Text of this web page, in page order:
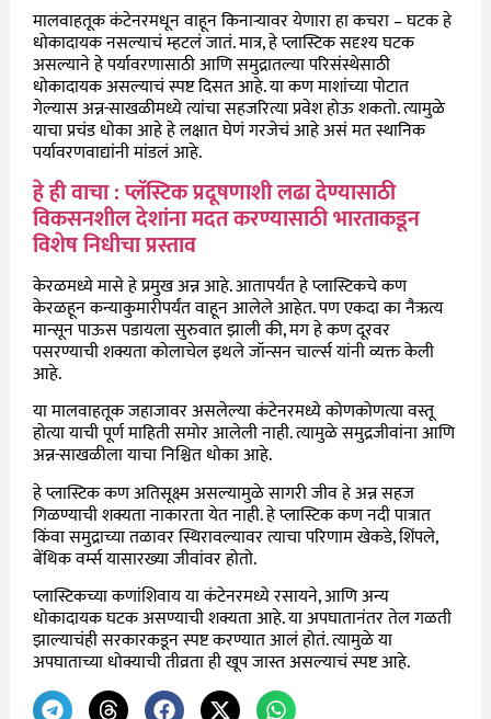
मालवाहतूक कंटेनरमधून वाहून किनाऱ्यावर येणारा हा कचरा – घटक हे
धोकादायक नसल्याचं म्हटलं जातं. मात्र, हे प्लास्टिक सदृश्य घटक
असल्याने हे पर्यावरणासाठी आणि समुद्रातल्या परिसंस्थेसाठी
धोकादायक असल्याचं स्पष्ट दिसत आहे. या कण माशांच्या पोटात
गेल्यास अन्न-साखळीमध्ये त्यांचा सहजरित्या प्रवेश होऊ शकतो. त्यामुळे
याचा प्रचंड धोका आहे हे लक्षात घेणं गरजेचं आहे असं मत स्थानिक
पर्यावरणवाद्यांनी मांडलं आहे.
हे ही वाचा : प्लॅस्टिक प्रदूषणाशी लढा देण्यासाठी
विकसनशील देशांना मदत करण्यासाठी भारताकडून
विशेष निधीचा प्रस्ताव
केरळमध्ये मासे हे प्रमुख अन्न आहे. आतापर्यंत हे प्लास्टिकचे कण
केरळहून कन्याकुमारीपर्यंत वाहून आलेले आहेत. पण एकदा का नैऋत्य
मान्सून पाऊस पडायला सुरुवात झाली की, मग हे कण दूरवर
पसरण्याची शक्यता कोलाचेल इथले जॉन्सन चार्ल्स यांनी व्यक्त केली
आहे.
या मालवाहतूक जहाजावर असलेल्या कंटेनरमध्ये कोणकोणत्या वस्तू
होत्या याची पूर्ण माहिती समोर आलेली नाही. त्यामुळे समुद्रजीवांना आणि
अन्न-साखळीला याचा निश्चित धोका आहे.
हे प्लास्टिक कण अतिसूक्ष्म असल्यामुळे सागरी जीव हे अन्न सहज
गिळण्याची शक्यता नाकारता येत नाही. हे प्लास्टिक कण नदी पात्रात
किंवा समुद्राच्या तळावर स्थिरावल्यावर त्याचा परिणाम खेकडे, शिंपले,
बेंथिक वर्म्स यासारख्या जीवांवर होतो.
प्लास्टिकच्या कणांशिवाय या कंटेनरमध्ये रसायने, आणि अन्य
धोकादायक घटक असण्याची शक्यता आहे. या अपघातानंतर तेल गळती
झाल्याचंही सरकारकडून स्पष्ट करण्यात आलं होतं. त्यामुळे या
अपघाताच्या धोक्याची तीव्रता ही खूप जास्त असल्याचं स्पष्ट आहे.